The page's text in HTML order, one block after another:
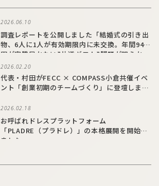
2026.06.10
調査レポートを公開しました「結婚式の引き出
物、6人に1人が有効期限内に未交換。年間94億
円が実質届かない”片道ギフト”問題が明らか
に」
2026.02.20
代表・村田がFECC × COMPASS小倉共催イベ
ント「創業初期のチームづくり」に登壇しまし
2026.02.18
お呼ばれドレスプラットフォーム
「PLADRE（プラドレ）」の本格展開を開始し
ました